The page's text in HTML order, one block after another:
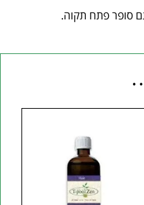
סופר פתח תקוה.